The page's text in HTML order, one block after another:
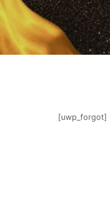
[uwp_forgot]